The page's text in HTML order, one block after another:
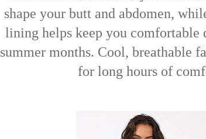
shape your butt and abdomen,
lining helps keep you comfortable
summer months. Cool, breathable
for long hours of